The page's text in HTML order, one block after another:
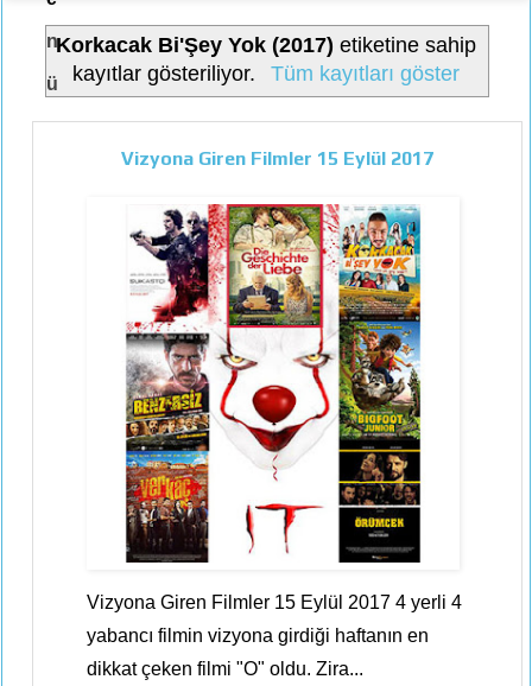
n
ü
Korkacak Bi'Şey Yok (2017) etiketine sahip
kayıtlar gösteriliyor.
Tüm kayıtları göster
Vizyona Giren Filmler 15 Eylül 2017
Vizyona Giren Filmler 15 Eylül 2017 4 yerli 4
yabancı filmin vizyona girdiği haftanın en
dikkat çeken filmi "O" oldu. Zira...